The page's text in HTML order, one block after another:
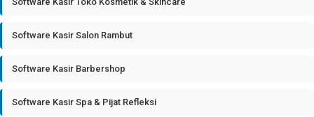
Software Kasir Salon Rambut
Software Kasir Barbershop
Software Kasir Spa & Pijat Refleksi